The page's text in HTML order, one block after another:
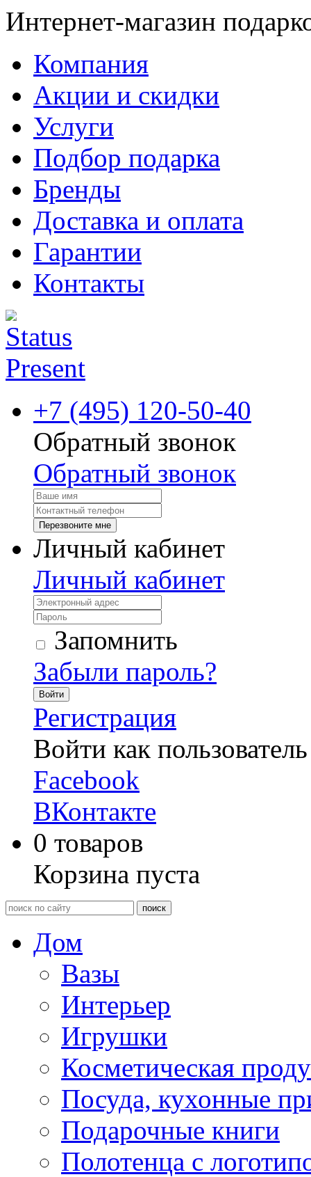
Интернет-магазин
Компания
Акции и скидки
Услуги
Подбор подарка
Бренды
Доставка и оплата
Гарантии
Контакты
+7 (495) 120-50-40
Обратный звонок
Обратный звонок
Перезвоните мне
Личный кабинет
Личный кабинет
Запомнить
Забыли пароль?
Войти
Регистрация
Войти как пользователь
Facebook
ВКонтакте
0 товаров
Корзина пуста
Дом
Вазы
Интерьер
Игрушки
Косметическая
Посуда, кухонные
Подарочные книги
Полотенца с